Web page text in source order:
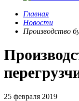
Главная
Новости
Производство
25 февраля 2019